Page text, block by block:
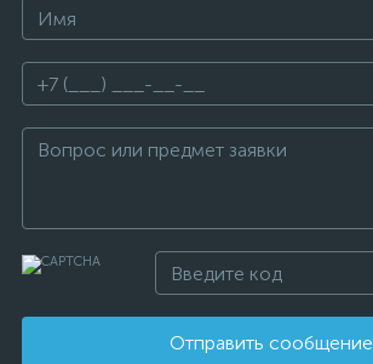
Отправить сообщение